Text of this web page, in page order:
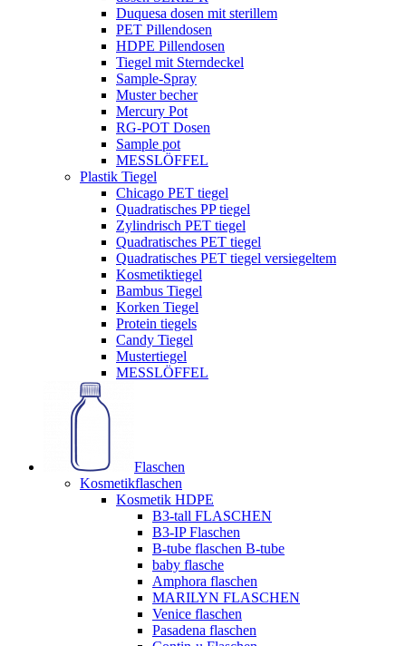
Duquesa dosen mit sterillem
PET Pillendosen
HDPE Pillendosen
Tiegel mit Sterndeckel
Sample-Spray
Muster becher
Mercury Pot
RG-POT Dosen
Sample pot
MESSLÖFFEL
Plastik Tiegel
Chicago PET tiegel
Quadratisches PP tiegel
Zylindrisch PET tiegel
Quadratisches PET tiegel
Quadratisches PET tiegel versiegeltem
Kosmetiktiegel
Bambus Tiegel
Korken Tiegel
Protein tiegels
Candy Tiegel
Mustertiegel
MESSLÖFFEL
Flaschen
Kosmetikflaschen
Kosmetik HDPE
B3-tall FLASCHEN
B3-IP Flaschen
B-tube flaschen B-tube
baby flasche
Amphora flaschen
MARILYN FLASCHEN
Venice flaschen
Pasadena flaschen